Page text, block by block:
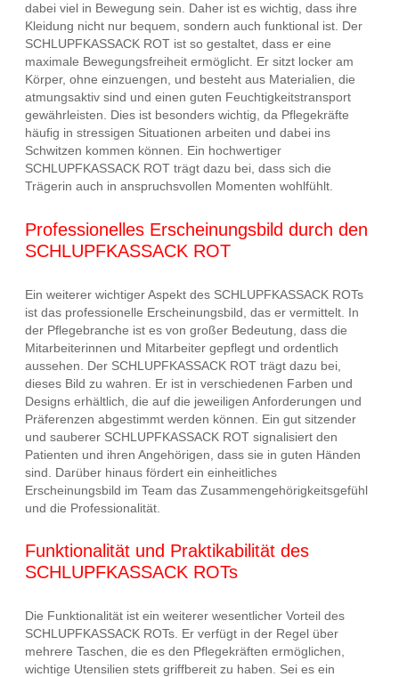
dabei viel in Bewegung sein. Daher ist es wichtig, dass ihre
Kleidung nicht nur bequem, sondern auch funktional ist. Der
SCHLUPFKASSACK ROT ist so gestaltet, dass er eine
maximale Bewegungsfreiheit ermöglicht. Er sitzt locker am
Körper, ohne einzuengen, und besteht aus Materialien, die
atmungsaktiv sind und einen guten Feuchtigkeitstransport
gewährleisten. Dies ist besonders wichtig, da Pflegekräfte
häufig in stressigen Situationen arbeiten und dabei ins
Schwitzen kommen können. Ein hochwertiger
SCHLUPFKASSACK ROT trägt dazu bei, dass sich die
Trägerin auch in anspruchsvollen Momenten wohlfühlt.
Professionelles Erscheinungsbild durch den
SCHLUPFKASSACK ROT
Ein weiterer wichtiger Aspekt des SCHLUPFKASSACK ROTs
ist das professionelle Erscheinungsbild, das er vermittelt. In
der Pflegebranche ist es von großer Bedeutung, dass die
Mitarbeiterinnen und Mitarbeiter gepflegt und ordentlich
aussehen. Der SCHLUPFKASSACK ROT trägt dazu bei,
dieses Bild zu wahren. Er ist in verschiedenen Farben und
Designs erhältlich, die auf die jeweiligen Anforderungen und
Präferenzen abgestimmt werden können. Ein gut sitzender
und sauberer SCHLUPFKASSACK ROT signalisiert den
Patienten und ihren Angehörigen, dass sie in guten Händen
sind. Darüber hinaus fördert ein einheitliches
Erscheinungsbild im Team das Zusammengehörigkeitsgefühl
und die Professionalität.
Funktionalität und Praktikabilität des
SCHLUPFKASSACK ROTs
Die Funktionalität ist ein weiterer wesentlicher Vorteil des
SCHLUPFKASSACK ROTs. Er verfügt in der Regel über
mehrere Taschen, die es den Pflegekräften ermöglichen,
wichtige Utensilien stets griffbereit zu haben. Sei es ein